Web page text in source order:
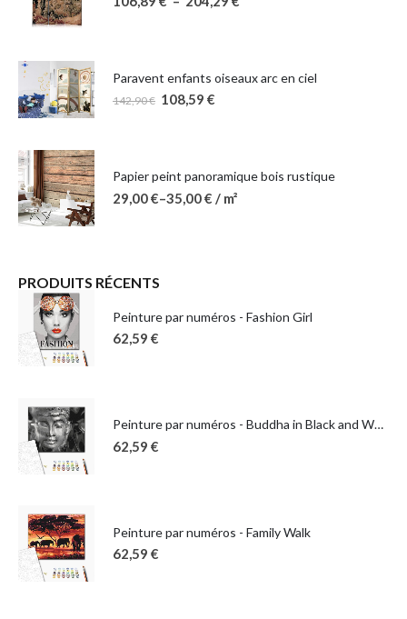
Paravent enfants oiseaux arc en ciel
142,90€ 108,59 €
Papier peint panoramique bois rustique
29,00€–35,00€ / m²
PRODUITS RÉCENTS
Peinture par numéros - Fashion Girl
62,59 €
Peinture par numéros - Buddha in Black and White
62,59 €
Peinture par numéros - Family Walk
62,59 €